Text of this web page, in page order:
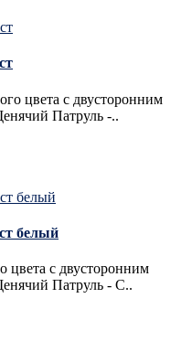
цвета с двусторонним
Патруль -..
белый
цвета с двусторонним
Патруль - С..